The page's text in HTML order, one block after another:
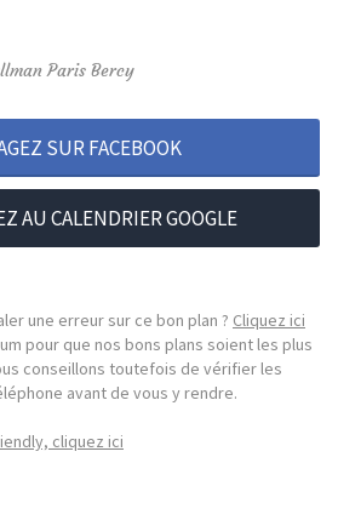
Paris Bercy
SUR FACEBOOK
AU CALENDRIER GOOGLE
une erreur sur ce bon plan ? Cliquez ici
pour que nos bons plans soient les plus
conseillons toutefois de vérifier les
avant de vous y rendre.
cliquez ici